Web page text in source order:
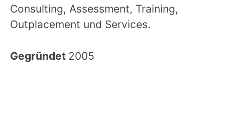
Consulting, Assessment, Training,
Outplacement und Services.
Gegründet 2005